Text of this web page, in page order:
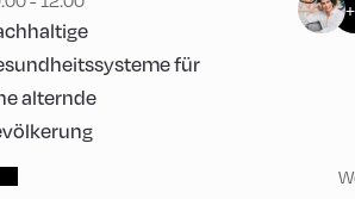
für
alternde